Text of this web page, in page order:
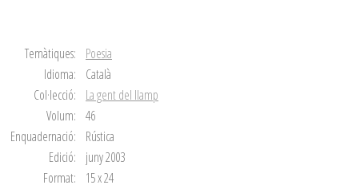
Temàtiques:
Poesia
Idioma:
Català
Col·lecció:
La gent del llamp
Volum: 46
Enquadernació:
Rústica
Edició:
juny 2003
Format:
15 x 24